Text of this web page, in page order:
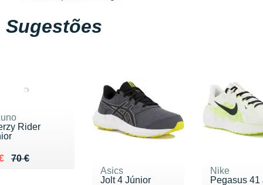
Sugestões
Rider
70 €
de 70 €
60 €
Asics
Jolt 4 Júnior
Nike
Pegasus 41